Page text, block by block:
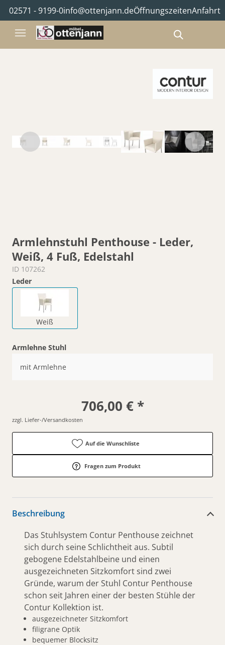
02571 - 9199-0info@ottenjann.deÖffnungszeitenAnfahrt
Armlehnstuhl Penthouse - Leder,
Weiß, 4 Fuß, Edelstahl
ID 107262
Leder
Weiß
Armlehne Stuhl
mit Armlehne
706,00 € *
zzgl. Liefer-/Versandkosten
Auf die Wunschliste
Fragen zum Produkt
Beschreibung
Das Stuhlsystem Contur Penthouse zeichnet
sich durch seine Schlichtheit aus. Subtil
gebogene Edelstahlbeine und einen
ausgezeichneten Sitzkomfort sind zwei
Gründe, warum der Stuhl Contur Penthouse
schon seit Jahren einer der besten Stühle der
Contur Kollektion ist.
ausgezeichneter Sitzkomfort
filigrane Optik
bequemer Blocksitz